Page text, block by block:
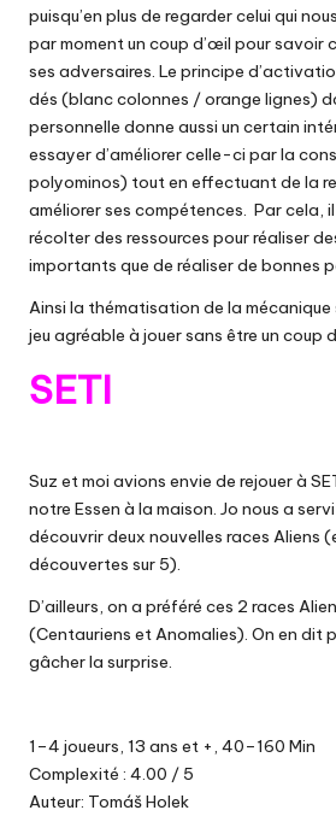
puisqu’en plus de regarder celui qui
par moment un coup d’œil pour savoir
ses adversaires. Le principe
dés (blanc colonnes / orange lignes)
personnelle donne aussi un certain
essayer d’améliorer celle-ci par la
polyominos) tout en effectuant de la
améliorer ses compétences. Par cela,
récolter des ressources pour réaliser
importants que de réaliser de bonnes
Ainsi la thématisation de la mécanique
jeu agréable à jouer sans être un coup
SETI
Suz et moi avions envie de rejouer à
notre Essen à la maison. Jo nous a
découvrir deux nouvelles races Aliens
découvertes sur 5).
D’ailleurs, on a préféré ces 2 races
(Centauriens et Anomalies). On en dit
gâcher la surprise.
1–4 joueurs, 13 ans et +, 40–160 Min
Complexité : 4.00 / 5
Auteur: Tomáš Holek